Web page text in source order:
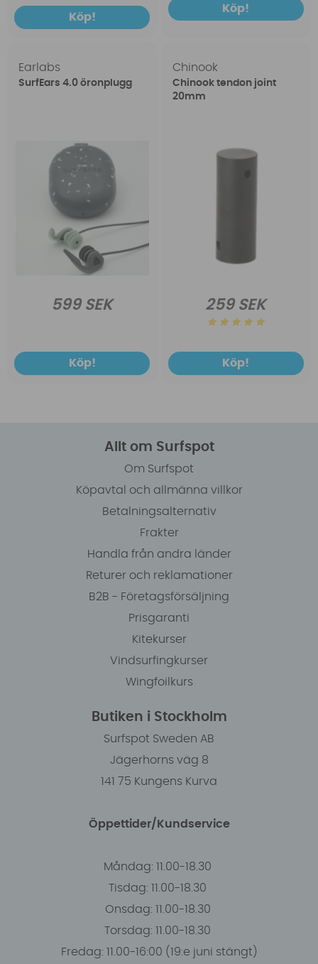
Köp!
Köp!
Earlabs
SurfEars 4.0 öronplugg
599 SEK
Köp!
Chinook
Chinook tendon joint
20mm
259 SEK
Köp!
Allt om Surfspot
Om Surfspot
Köpavtal och allmänna villkor
Betalningsalternativ
Frakter
Handla från andra länder
Returer och reklamationer
B2B - Företagsförsäljning
Prisgaranti
Kitekurser
Vindsurfingkurser
Wingfoilkurs
Butiken i Stockholm
Surfspot Sweden AB
Jägerhorns väg 8
141 75 Kungens Kurva
Öppettider/Kundservice
Måndag: 11.00-18.30
Tisdag: 11.00-18.30
Onsdag: 11.00-18.30
Torsdag: 11.00-18.30
Fredag: 11.00-16:00 (19:e juni stängt)